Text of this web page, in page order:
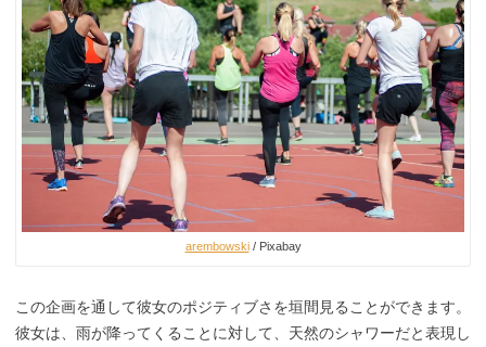
arembowski/ Pixabay
この企画を通して彼女のポジティブさを垣間見ることができます。
彼女は、雨が降ってくることに対して、天然のシャワーだと表現し